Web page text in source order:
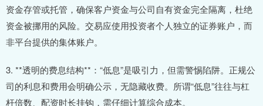
资金存管或托管，确保客户资金与公司自有资金完全隔离，杜绝
资金被挪用的风险。交易应使用投资者个人独立的证券账户，而
非平台提供的集体账户。
3. **透明的费息结构**：“低息”是吸引力，但需警惕陷阱。正规公
司的利息和费用会明确公示，无隐藏收费。所谓“低息”往往与杠
杆倍数、配资时长挂钩，需仔细计算综合成本。